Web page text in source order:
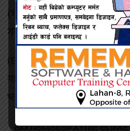
(च) टिकटक जस्ता सामाजिक
गराउन सबजना मिलि पहल
(छ) सेन्सर बोर्डको स्थापना गरि
गाउन रोक लगाउनुपर्छ। सेन्सर
भइसकेपछी मात्र गित गाउन